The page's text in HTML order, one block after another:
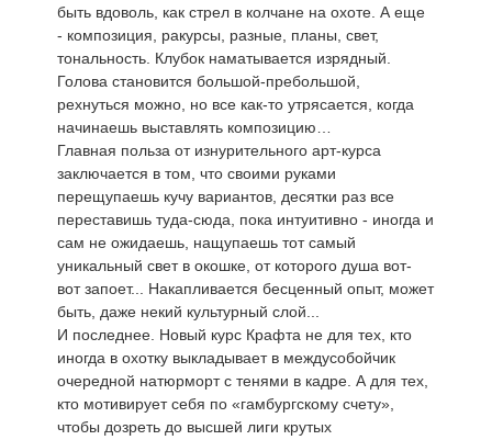
быть вдоволь, как стрел в колчане на охоте. А еще
- композиция, ракурсы, разные, планы, свет,
тональность. Клубок наматывается изрядный.
Голова становится большой-пребольшой,
рехнуться можно, но все как-то утрясается, когда
начинаешь выставлять композицию…
Главная польза от изнурительного арт-курса
заключается в том, что своими руками
перещупаешь кучу вариантов, десятки раз все
переставишь туда-сюда, пока интуитивно - иногда и
сам не ожидаешь, нащупаешь тот самый
уникальный свет в окошке, от которого душа вот-
вот запоет... Накапливается бесценный опыт, может
быть, даже некий культурный слой...
И последнее. Новый курс Крафта не для тех, кто
иногда в охотку выкладывает в междусобойчик
очередной натюрморт с тенями в кадре. А для тех,
кто мотивирует себя по «гамбургскому счету»,
чтобы дозреть до высшей лиги крутых